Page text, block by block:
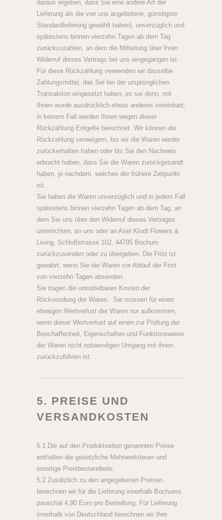
daraus ergeben, dass Sie eine andere Art der
Lieferung als die von uns angebotene, günstigste
Standardlieferung gewählt haben), unverzüglich und
spätestens binnen vierzehn Tagen ab dem Tag
zurückzuzahlen, an dem die Mitteilung über Ihren
Widerruf dieses Vertrags bei uns eingegangen ist.
Für diese Rückzahlung verwenden wir dasselbe
Zahlungsmittel, das Sie bei der ursprünglichen
Transaktion eingesetzt haben, es sei denn, mit
Ihnen wurde ausdrücklich etwas anderes vereinbart;
in keinem Fall werden Ihnen wegen dieser
Rückzahlung Entgelte berechnet. Wir können die
Rückzahlung verweigern, bis wir die Waren wieder
zurückerhalten haben oder bis Sie den Nachweis
erbracht haben, dass Sie die Waren zurückgesandt
haben, je nachdem, welches der frühere Zeitpunkt
ist.
Sie haben die Waren unverzüglich und in jedem Fall
spätestens binnen vierzehn Tagen ab dem Tag, an
dem Sie uns über den Widerruf dieses Vertrages
unterrichten, an uns oder an Axel Klodt Flowers &
Living, Schloßstrasse 102, 44795 Bochum
zurückzusenden oder zu übergeben. Die Frist ist
gewahrt, wenn Sie die Waren vor Ablauf der Frist
von vierzehn Tagen absenden.
Sie tragen die unmittelbaren Kosten der
Rücksendung der Waren. Sie müssen für einen
etwaigen Wertverlust der Waren nur aufkommen,
wenn dieser Wertverlust auf einen zur Prüfung der
Beschaffenheit, Eigenschaften und Funktionsweise
der Waren nicht notwendigen Umgang mit ihnen
zurückzuführen ist.
5. PREISE UND
VERSANDKOSTEN
5.1 Die auf den Produktseiten genannten Preise
enthalten die gesetzliche Mehrwertsteuer und
sonstige Preisbestandteile.
5.2 Zusätzlich zu den angegebenen Preisen
berechnen wir für die Lieferung innerhalb Bochums
pauschal 4,90 Euro pro Bestellung. Für Lieferung
innerhalb von Deutschland berechnen wir Ihre